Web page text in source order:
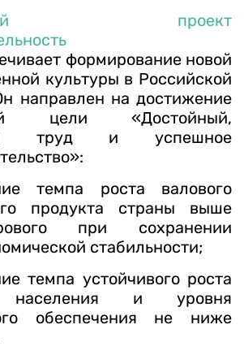
проект
формирование новой
культуры в Российской
направлен на достижение
цели «Достойный,
труд и успешное
темпа роста валового
продукта страны выше
при сохранении
стабильности;
темпа устойчивого роста
населения и уровня
обеспечения не ниже